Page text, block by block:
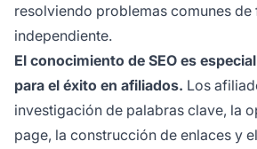
resolviendo problemas comunes de
independiente.
El conocimiento de SEO es
para el éxito en afiliados. Los
investigación de palabras clave, la
page, la construcción de enlaces y